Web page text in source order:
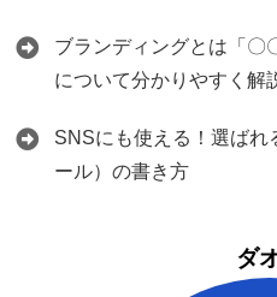
ブランディングとは「〇
について分かりやすく解
SNSにも使える！選ばれ
ール）の書き方
ダ